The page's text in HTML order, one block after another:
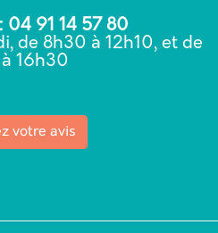
04 91 14 57 80
de 8h30 à 12h10, et de
à 16h30
votre avis